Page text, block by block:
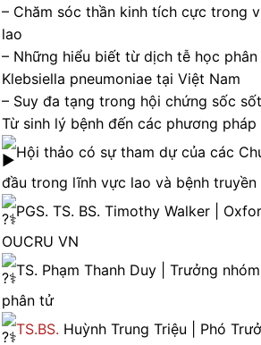
– Chăm sóc thần kinh tích cực trong
lao
– Những hiểu biết từ dịch tễ học
Klebsiella pneumoniae tại Việt Nam
– Suy đa tạng trong hội chứng sốc
Từ sinh lý bệnh đến các phương
Hội thảo có sự tham dự của các
đầu trong lĩnh vực lao và bệnh truyền
PGS. TS. BS. Timothy Walker |
OUCRU VN
TS. Phạm Thanh Duy | Trưởng
phân tử
TS.BS. Huỳnh Trung Triệu | Phó